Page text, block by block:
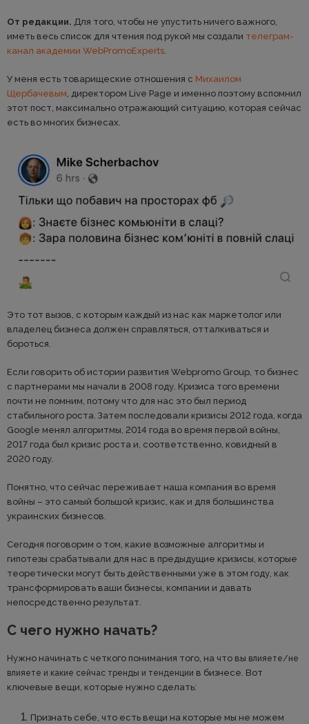
От редакции. Для того, чтобы не упустить ничего важного,
иметь весь список для чтения под рукой мы создали телеграм-
канал академии WebPromoExperts.
У меня есть товарищеские отношения с Михаилом
Щербачевым, директором Live Page и именно поэтому вспомнил
этот пост, максимально отражающий ситуацию, которая сейчас
есть во многих бизнесах.
Это тот вызов, с которым каждый из нас как маркетолог или
владелец бизнеса должен справляться, отталкиваться и
бороться.
Если говорить об истории развития Webpromo Group, то бизнес
с партнерами мы начали в 2008 году. Кризиса того времени
почти не помним, потому что для нас это был период
стабильного роста. Затем последовали кризисы 2012 года, когда
Google менял алгоритмы, 2014 года во время первой войны,
2017 года был кризис роста и, соответственно, ковидный в
2020 году.
Понятно, что сейчас переживает наша компания во время
войны – это самый большой кризис, как и для большинства
украинских бизнесов.
Сегодня поговорим о том, какие возможные алгоритмы и
гипотезы срабатывали для нас в предыдущие кризисы, которые
теоретически могут быть действенными уже в этом году, как
трансформировать ваши бизнесы, компании и давать
непосредственно результат.
С чего нужно начать?
Нужно начинать с четкого понимания того, на что вы влияете/не
влияете и какие сейчас тренды и тенденции в бизнесе. Вот
ключевые вещи, которые нужно сделать:
Признать себе, что есть вещи на которые мы не можем